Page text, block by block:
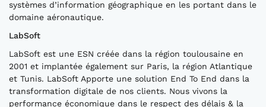
systèmes d’information géographique en les portant dans le
domaine aéronautique.
LabSoft
LabSoft est une ESN créée dans la région toulousaine en
2001 et implantée également sur Paris, la région Atlantique
et Tunis. LabSoft Apporte une solution End To End dans la
transformation digitale de nos clients. Nous vivons la
performance économique dans le respect des délais & la